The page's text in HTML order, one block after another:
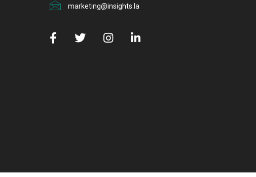
marketing@insights.la